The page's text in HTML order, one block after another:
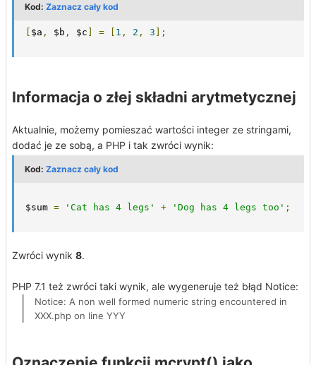
Kod: Zaznacz cały kod
[ $a , $b , $c ] = [ 1 , 2 , 3 ];
Informacja o złej składni arytmetycznej
Aktualnie, możemy pomieszać wartości integer ze stringami,
dodać je ze sobą, a PHP i tak zwróci wynik:
Kod: Zaznacz cały kod
$sum = 'Cat has 4 legs' + 'Dog has 4 legs too' ;
Zwróci wynik 8.
PHP 7.1 też zwróci taki wynik, ale wygeneruje też błąd Notice:
Notice: A non well formed numeric string encountered in
XXX.php on line YYY